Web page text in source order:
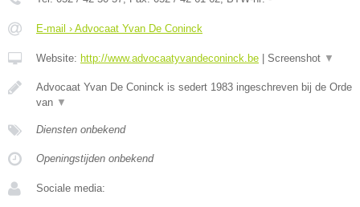
E-mail › Advocaat Yvan De Coninck
Website: http://www.advocaatyvandeconinck.be Screenshot ▼
Advocaat Yvan De Coninck is sedert 1983 ingeschreven bij de Orde
van ▼
Diensten onbekend
Openingstijden onbekend
Sociale media: